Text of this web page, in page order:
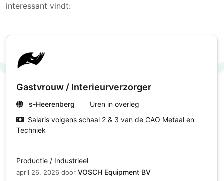
interessant vindt:
Gastvrouw / Interieurverzorger
s-Heerenberg
Uren in overleg
Salaris volgens schaal 2 & 3 van de CAO Metaal en
Techniek
Productie / Industrieel
april 26, 2026 door VOSCH Equipment BV